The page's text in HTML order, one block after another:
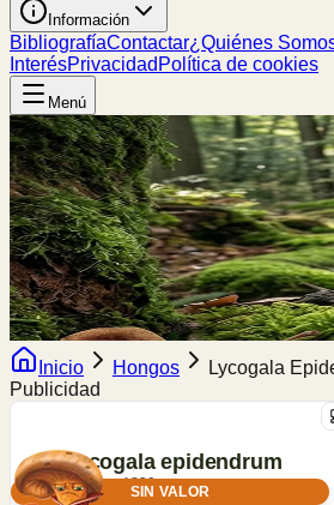
Información
BibliografíaContactar¿Quiénes
InterésPrivacidad Política de cookies
Menú
Inicio Hongos
Lycogala
Publicidad
Lycogala epidendrum
(L.) Fr., 1829SIN VALOR